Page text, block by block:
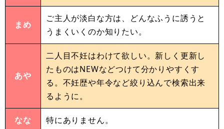
まめ
ご主人が淡白な方は、どんなふうに誘うと
うまくいくのか知りたい。
あや
二人目不妊はわけて欲しい。新しく更新し
たものはNEWなどつけて分かりやすくす
る。不妊歴や年令など絞り込んで検索出来
るように。
なな 特にありません。